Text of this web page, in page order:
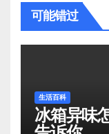
可能错过
生活百科
冰箱异味